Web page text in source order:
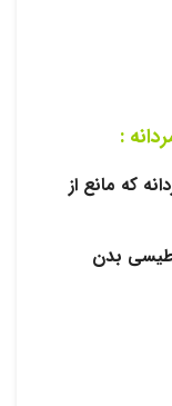
:
که مانع از
بدن